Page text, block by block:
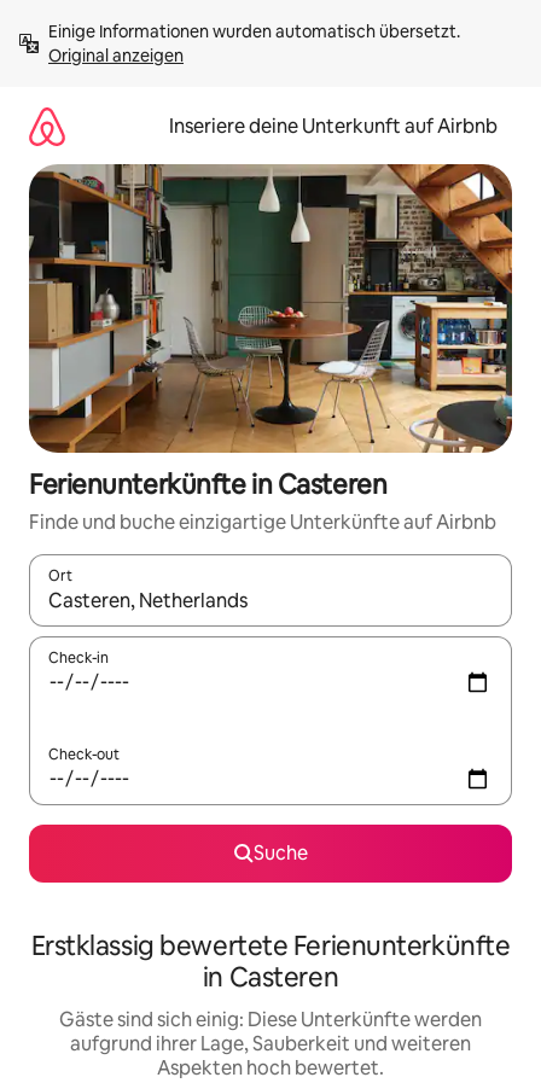
Inhalten
springenOriginal anzeigen
Inseriere deine Unterkunft auf Airbnb
Ferienunterkünfte in Casteren
Finde und buche einzigartige Unterkünfte auf Airbnb
Ort
Wenn Ergebnisse verfügbar sind, navigiere mit den
Check-in
Check-out
Suche
Erstklassig bewertete Ferienunterkünfte
in Casteren
Gäste sind sich einig: Diese Unterkünfte werden
aufgrund ihrer Lage, Sauberkeit und weiteren
Aspekten hoch bewertet.